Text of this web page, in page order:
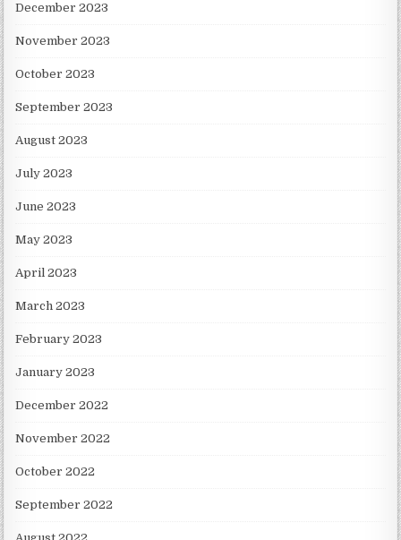
December 2023
November 2023
October 2023
September 2023
August 2023
July 2023
June 2023
May 2023
April 2023
March 2023
February 2023
January 2023
December 2022
November 2022
October 2022
September 2022